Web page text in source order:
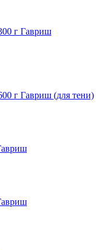
г Гавриш
г Гавриш (для тени)